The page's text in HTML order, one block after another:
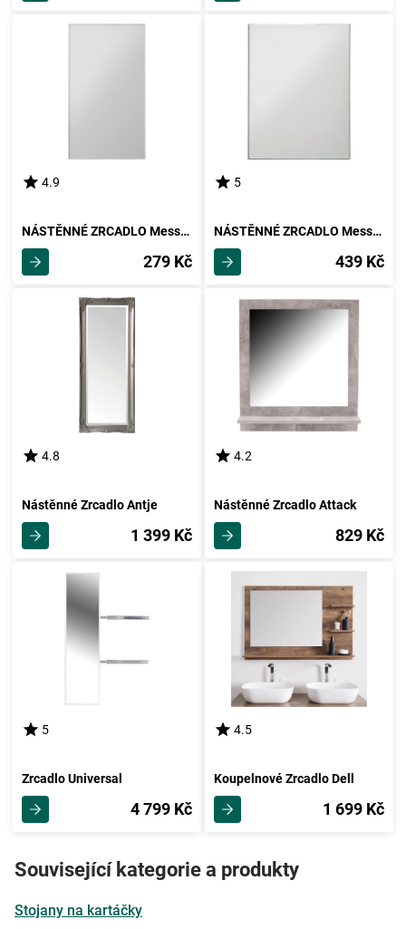
4.9
NÁSTĚNNÉ ZRCADLO Messina
279 Kč
5
NÁSTĚNNÉ ZRCADLO Messina
439 Kč
4.8
Nástěnné Zrcadlo Antje
1 399 Kč
4.2
Nástěnné Zrcadlo Attack
829 Kč
5
Zrcadlo Universal
4 799 Kč
4.5
Koupelnové Zrcadlo Dell
1 699 Kč
Související kategorie a produkty
Stojany na kartáčky